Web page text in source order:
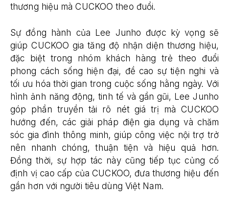
thương hiệu mà CUCKOO theo đuổi.
Sự đồng hành của Lee Junho được kỳ vọng sẽ
giúp CUCKOO gia tăng độ nhận diện thương hiệu,
đặc biệt trong nhóm khách hàng trẻ theo đuổi
phong cách sống hiện đại, đề cao sự tiện nghi và
tối ưu hóa thời gian trong cuộc sống hằng ngày. Với
hình ảnh năng động, tinh tế và gần gũi, Lee Junho
góp phần truyền tải rõ nét giá trị mà CUCKOO
hướng đến, các giải pháp điện gia dụng và chăm
sóc gia đình thông minh, giúp công việc nội trợ trở
nên nhanh chóng, thuận tiện và hiệu quả hơn.
Đồng thời, sự hợp tác này cũng tiếp tục củng cố
định vị cao cấp của CUCKOO, đưa thương hiệu đến
gần hơn với người tiêu dùng Việt Nam.